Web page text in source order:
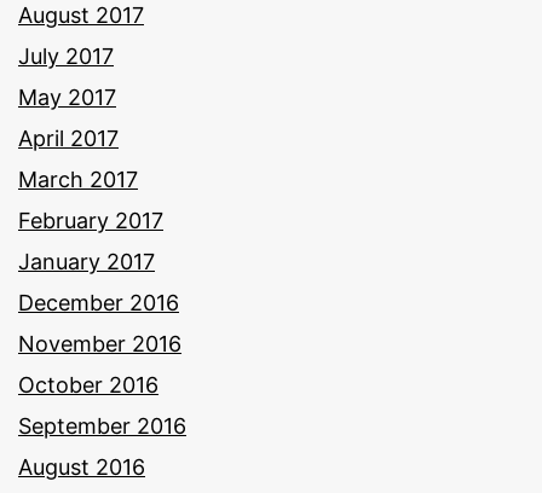
August 2017
July 2017
May 2017
April 2017
March 2017
February 2017
January 2017
December 2016
November 2016
October 2016
September 2016
August 2016